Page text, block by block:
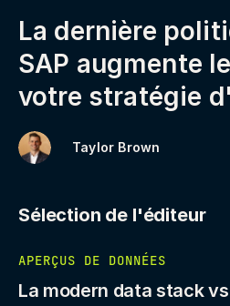
La dernière
SAP augmente
votre stratégie
Taylor Brown
Sélection de l'éditeur
APERÇUS DE DONNÉES
La modern data stack